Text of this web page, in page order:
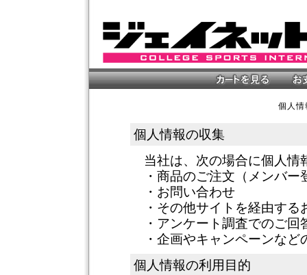
個人情
個人情報の収集
当社は、次の場合に個人情
・商品のご注文（メンバ
・お問い合わせ
・その他サイトを経由す
・アンケート調査でのご回
・企画やキャンペーンなど
個人情報の利用目的